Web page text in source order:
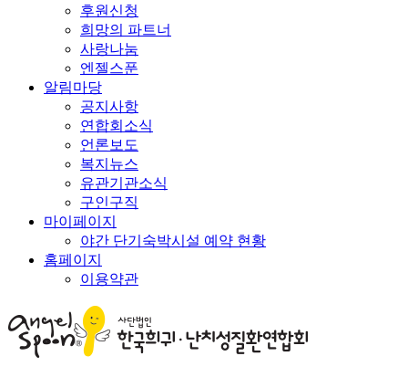
후원신청
희망의 파트너
사랑나눔
엔젤스푼
알림마당
공지사항
연합회소식
언론보도
복지뉴스
유관기관소식
구인구직
마이페이지
야간 단기숙박시설 예약 현황
홈페이지
이용약관